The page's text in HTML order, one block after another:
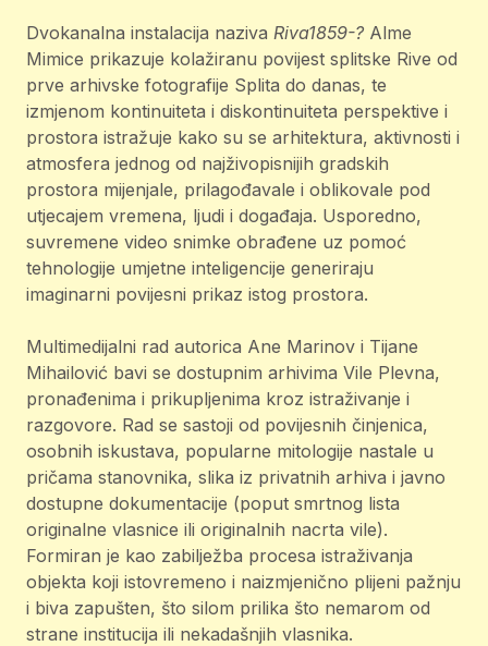
Dvokanalna instalacija naziva Riva1859-? Alme
Mimice prikazuje kolažiranu povijest splitske Rive od
prve arhivske fotografije Splita do danas, te
izmjenom kontinuiteta i diskontinuiteta perspektive i
prostora istražuje kako su se arhitektura, aktivnosti i
atmosfera jednog od najživopisnijih gradskih
prostora mijenjale, prilagođavale i oblikovale pod
utjecajem vremena, ljudi i događaja. Usporedno,
suvremene video snimke obrađene uz pomoć
tehnologije umjetne inteligencije generiraju
imaginarni povijesni prikaz istog prostora.
Multimedijalni rad autorica Ane Marinov i Tijane
Mihailović bavi se dostupnim arhivima Vile Plevna,
pronađenima i prikupljenima kroz istraživanje i
razgovore. Rad se sastoji od povijesnih činjenica,
osobnih iskustava, popularne mitologije nastale u
pričama stanovnika, slika iz privatnih arhiva i javno
dostupne dokumentacije (poput smrtnog lista
originalne vlasnice ili originalnih nacrta vile).
Formiran je kao zabilježba procesa istraživanja
objekta koji istovremeno i naizmjenično plijeni pažnju
i biva zapušten, što silom prilika što nemarom od
strane institucija ili nekadašnjih vlasnika.